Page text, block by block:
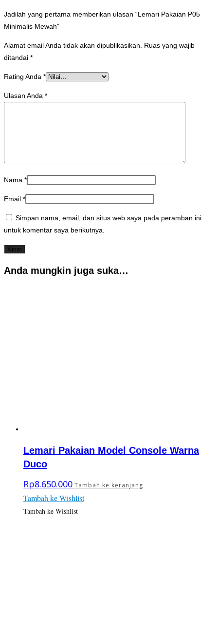
Jadilah yang pertama memberikan ulasan “Lemari Pakaian P05
Minimalis Mewah”
Alamat email Anda tidak akan dipublikasikan.
Ruas yang wajib
ditandai *
Rating Anda *
Ulasan Anda *
Nama *
Email *
Simpan nama, email, dan situs web saya pada peramban ini
untuk komentar saya berikutnya.
Anda mungkin juga suka…
Lemari Pakaian Model Console Warna
Duco
Rp8.650.000 Tambah ke keranjang
Tambah ke Wishlist
Tambah ke Wishlist